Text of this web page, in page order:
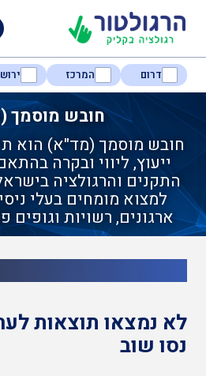
דרום המרכז
חובש מוסמך
חובש מוסמך (מד"א) הוא
ייעוץ, ליווי ובקרה
התקנים והרגולציה
למצוא מומחים בעלי
ארגונים, רשויות וגופים
נגישות
חקלאות
בריאות
לא נמצאו תוצאות
נסו שוב